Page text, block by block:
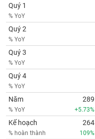
Quý 1
% YoY
Quý 2
% YoY
Quý 3
% YoY
Quý 4
% YoY
Năm
% YoY
289
+5.73%
Kế hoạch
% hoàn thành
264
109%
phân
tích
(-)
Thuật
ngữ
(-)
Dịch
vụ
(-)